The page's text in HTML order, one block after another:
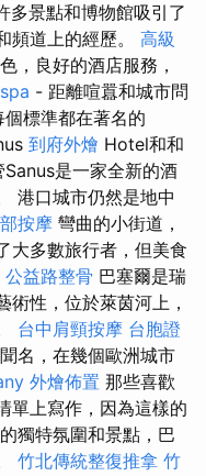
多景點和博物館吸引了
頻道上的經歷。 高級
，良好的酒店服務，
- 距離喧囂和城市問
標準都在著名的
到府外燴 Hotel和和
Sanus是一家全新的酒
港口城市仍然是地中
按摩 彎曲的小街道，
大多數旅行者，但美食
公益路整骨 巴塞爾是瑞
性，位於萊茵河上，
台中肩頸按摩 台胞證
名，在幾個歐洲城市
外燴佈置 那些喜歡
單上寫作，因為這樣的
獨特氛圍和景點，巴
竹北傳統整復推拿 竹